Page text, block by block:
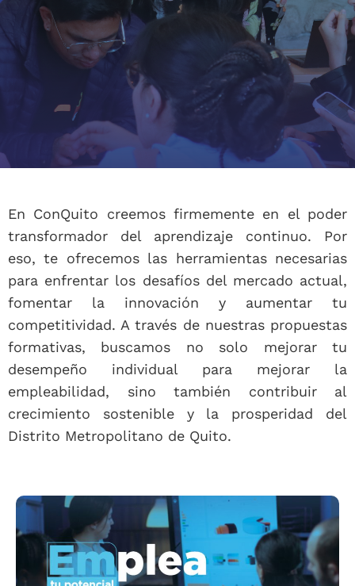
En ConQuito creemos firmemente en el poder
transformador del aprendizaje continuo. Por
eso, te ofrecemos las herramientas necesarias
para enfrentar los desafíos del mercado actual,
fomentar la innovación y aumentar tu
competitividad. A través de nuestras propuestas
formativas, buscamos no solo mejorar tu
desempeño individual para mejorar la
empleabilidad, sino también contribuir al
crecimiento sostenible y la prosperidad del
Distrito Metropolitano de Quito.